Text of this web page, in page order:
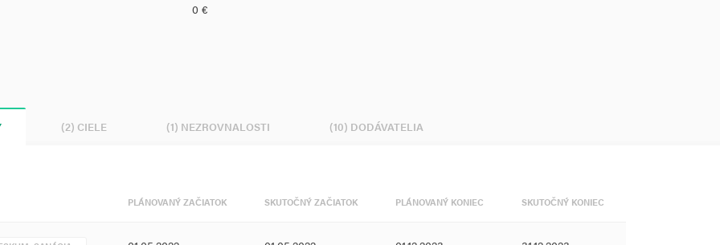
horninového
relevantných
znečistenia južným
vypracovanie situačného
environmentálnej
0 €
(2) CIELE (1) NEZROVNALOSTI (10) DODÁVATELIA
PLÁNOVANÝ ZAČIATOK SKUTOČNÝ ZAČIATOK PLÁNOVANÝ KONIEC SKUTOČNÝ KONIEC